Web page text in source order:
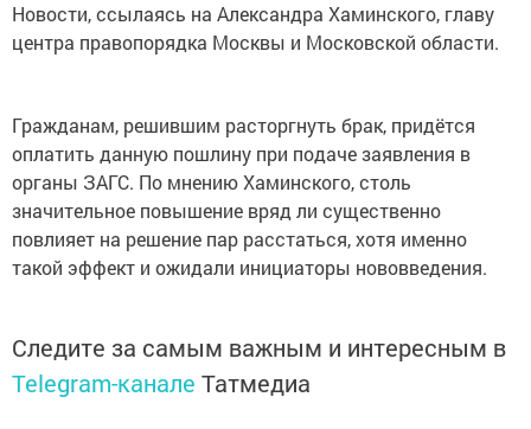
Новости, ссылаясь на Александра Хаминского, главу
центра правопорядка Москвы и Московской области.
Гражданам, решившим расторгнуть брак, придётся
оплатить данную пошлину при подаче заявления в
органы ЗАГС. По мнению Хаминского, столь
значительное повышение вряд ли существенно
повлияет на решение пар расстаться, хотя именно
такой эффект и ожидали инициаторы нововведения.
Следите за самым важным и интересным в
Telegram-канале Татмедиа